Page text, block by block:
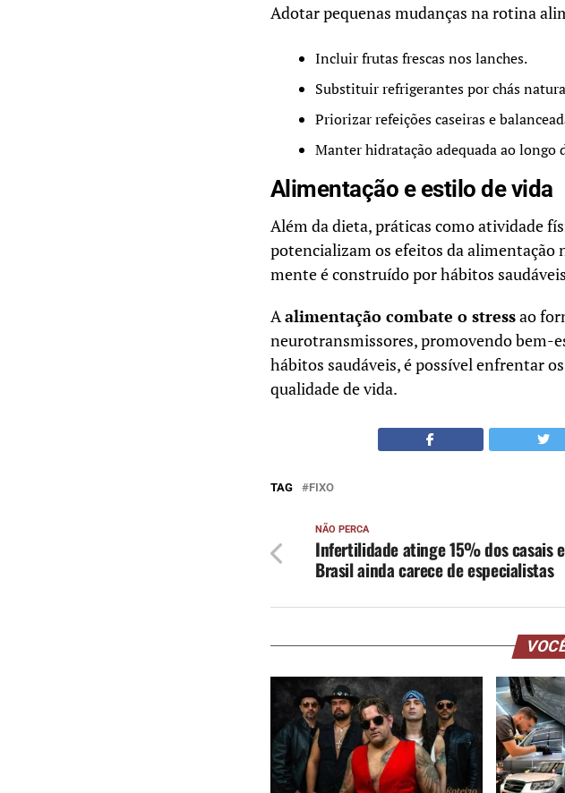
Adotar pequenas mudanças na rotina
Incluir frutas frescas nos lanches.
Substituir refrigerantes por chás
Priorizar refeições caseiras e
Manter hidratação adequada ao longo
Alimentação e estilo de vida
Além da dieta, práticas como atividade
potencializam os efeitos da alimentação
mente é construído por hábitos
Aalimentação combate o stressao
neurotransmissores, promovendo bem-
hábitos saudáveis, é possível enfrentar
qualidade de vida.
TAG FIXO
NÃO PERCA
Infertilidade atinge 15% dos casais
Brasil ainda carece de especialistas